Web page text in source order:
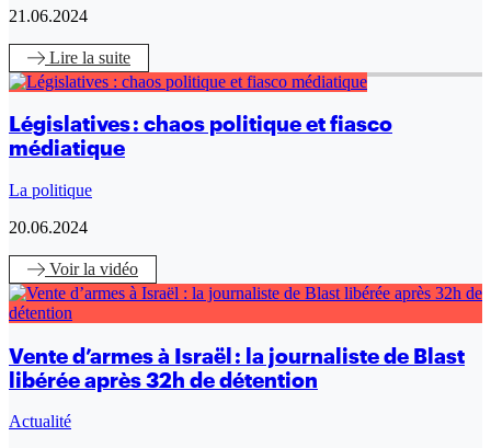
21.06.2024
Lire la suite
Législatives : chaos politique et fiasco
médiatique
La politique
20.06.2024
Voirla vidéo
Vente d’armes à Israël : la journaliste de Blast
libérée après 32h de détention
Actualité